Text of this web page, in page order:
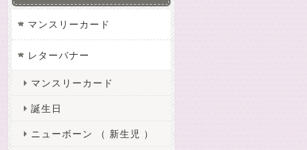
マンスリーカード
レターバナー
マンスリーカード
誕生日
ニューボーン （ 新生児 ）